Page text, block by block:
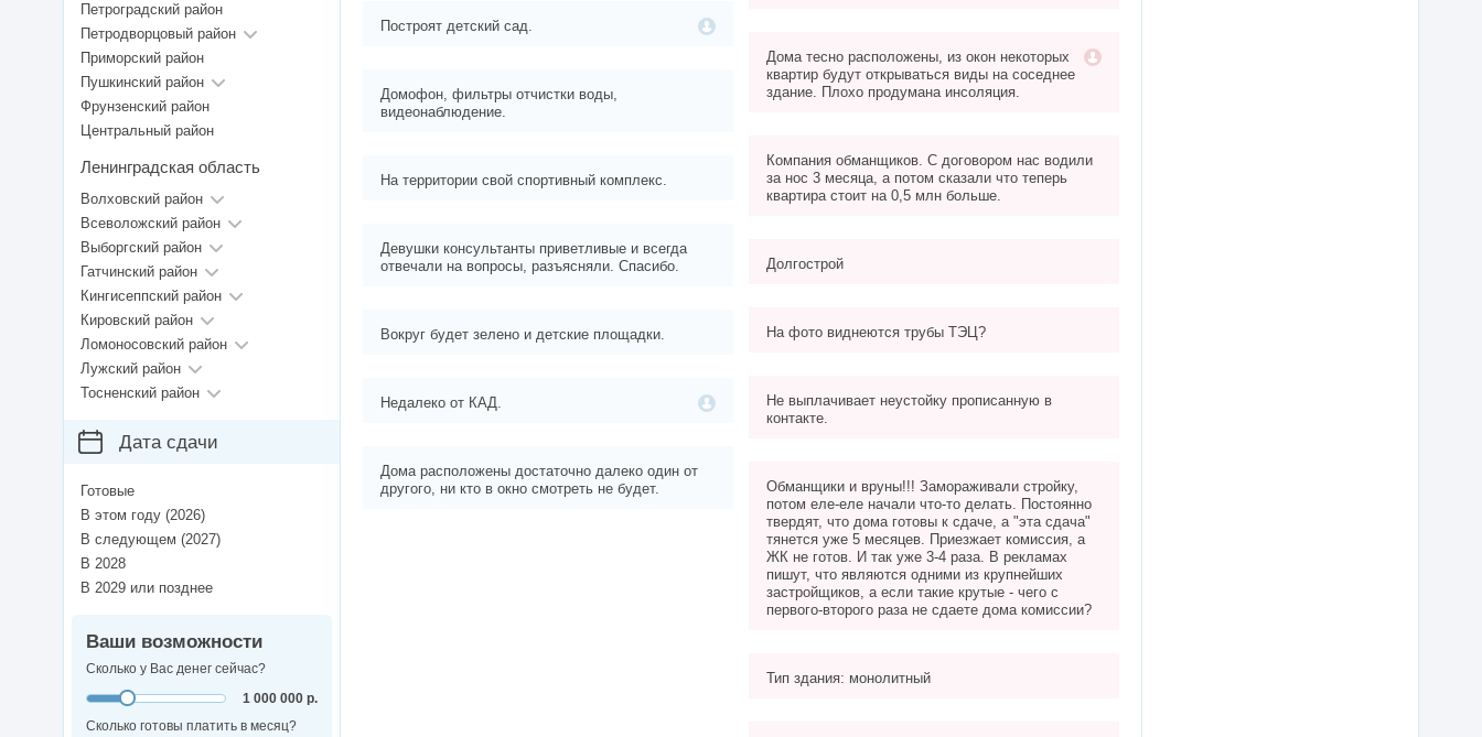
Построят детский сад.
Домофон, фильтры отчистки воды,
видеонаблюдение.
На территории свой спортивный комплекс.
Девушки консультанты приветливые и всегда
отвечали на вопросы, разъясняли. Спасибо.
Вокруг будет зелено и детские площадки.
Недалеко от КАД.
Дома расположены достаточно далеко один от
другого, ни кто в окно смотреть не будет.
Дома тесно расположены, из окон некоторых
квартир будут открываться виды на соседнее
здание. Плохо продумана инсоляция.
Компания обманщиков. С договором нас водили
за нос 3 месяца, а потом сказали что теперь
квартира стоит на 0,5 млн больше.
Долгострой
На фото виднеются трубы ТЭЦ?
Не выплачивает неустойку прописанную в
контакте.
Обманщики и вруны!!! Замораживали стройку,
потом еле-еле начали что-то делать. Постоянно
твердят, что дома готовы к сдаче, а "эта сдача"
тянется уже 5 месяцев. Приезжает комиссия, а
ЖК не готов. И так уже 3-4 раза. В рекламах
пишут, что являются одними из крупнейших
застройщиков, а если такие крутые - чего с
первого-второго раза не сдаете дома комиссии?
Тип здания: монолитный
Петроградский район
Петродворцовый район
Приморский район
Пушкинский район
Фрунзенский район
Центральный район
Ленинградская область
Волховский район
Всеволожский район
Выборгский район
Гатчинский район
Кингисеппский район
Кировский район
Ломоносовский район
Лужский район
Тосненский район
Дата сдачи
Готовые
В этом году (2026)
В следующем (2027)
В 2028
В 2029 или позднее
Ваши возможности
Сколько у Вас денег сейчас?
1 000 000 р.
Сколько готовы платить в месяц?